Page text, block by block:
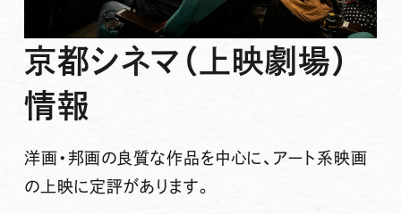
京都シネマ（上映劇場）
情報
洋画・邦画の良質な作品を中心に、アート系映画
の上映に定評があります。